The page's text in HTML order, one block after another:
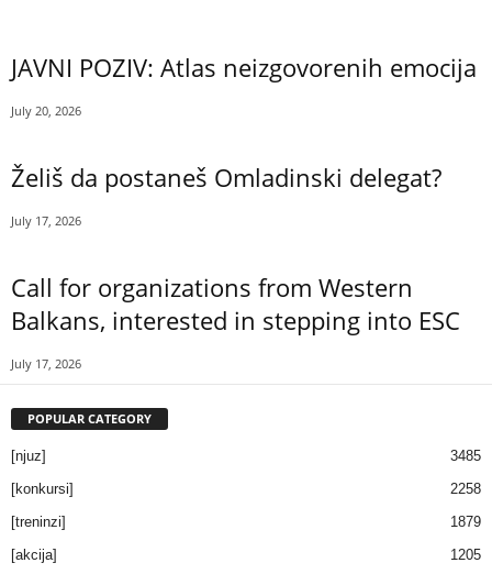
JAVNI POZIV: Atlas neizgovorenih emocija
July 20, 2026
Želiš da postaneš Omladinski delegat?
July 17, 2026
Call for organizations from Western
Balkans, interested in stepping into ESC
July 17, 2026
POPULAR CATEGORY
[njuz]
3485
[konkursi]
2258
[treninzi]
1879
[akcija]
1205